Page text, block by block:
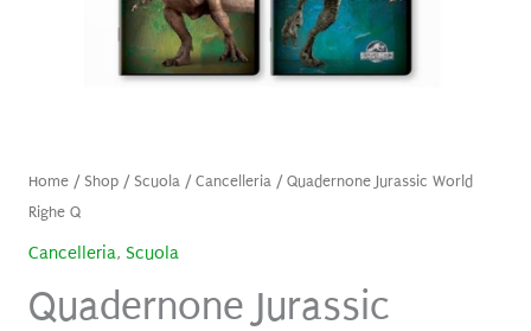
Home/ Shop/ Scuola/Cancelleria/ Quadernone Jurassic World
Righe Q
Cancelleria, Scuola
Quadernone Jurassic